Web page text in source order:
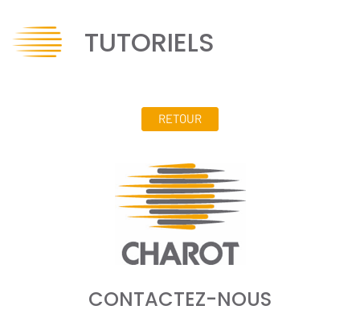
TUTORIELS
RETOUR
CONTACTEZ-NOUS